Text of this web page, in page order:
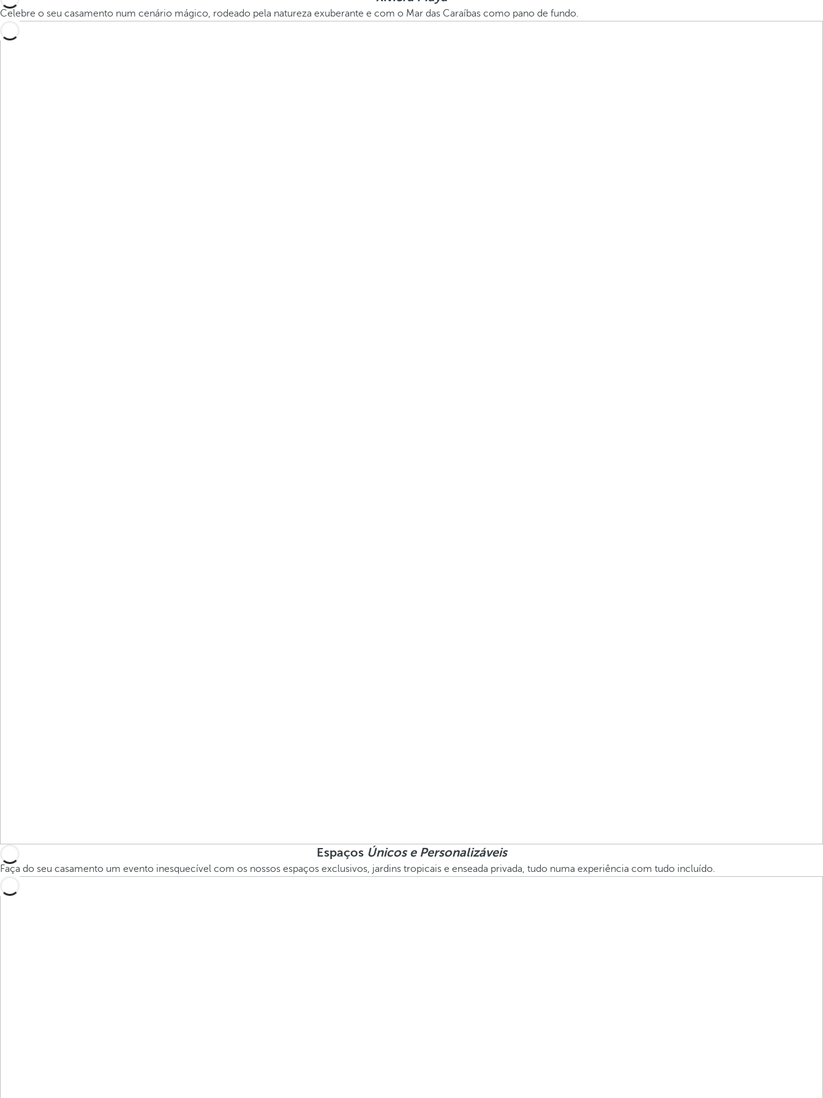
Celebre o seu casamento num cenário mágico, rodeado pela natureza exuberante e com o Mar das Caraíbas como pano de fundo.
Espaços Únicos e Personalizáveis
Faça do seu casamento um evento inesquecível com os nossos espaços exclusivos, jardins tropicais e enseada privada, tudo numa experiência com tudo incluído.